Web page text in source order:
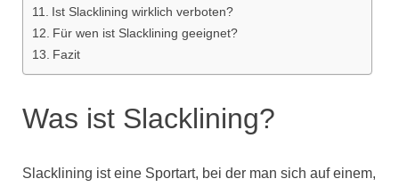
Ist Slacklining wirklich verboten?
Für wen ist Slacklining geeignet?
Fazit
Was ist Slacklining?
Slacklining ist eine Sportart, bei der man sich auf einem,